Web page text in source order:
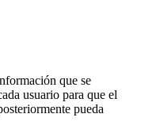
que se
usuario para que el
pueda